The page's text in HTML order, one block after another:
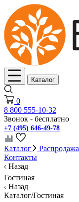
Каталог
0
8 800 555-10-32
Звонок - бесплатно
+7 (495) 646-49-78
Каталог Распродажа
Контакты
Назад
Гостиная
Назад
Каталог/Гостиная